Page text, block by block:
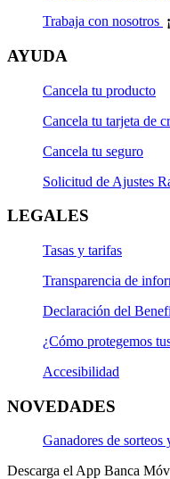
Trabaja con nosotros
AYUDA
Cancela tu producto
Cancela tu tarjeta de
Cancela tu seguro
Solicitud de Ajustes
LEGALES
Tasas y tarifas
Transparencia de
Declaración del
¿Cómo protegemos
Accesibilidad
NOVEDADES
Ganadores de
Descarga el App Banca